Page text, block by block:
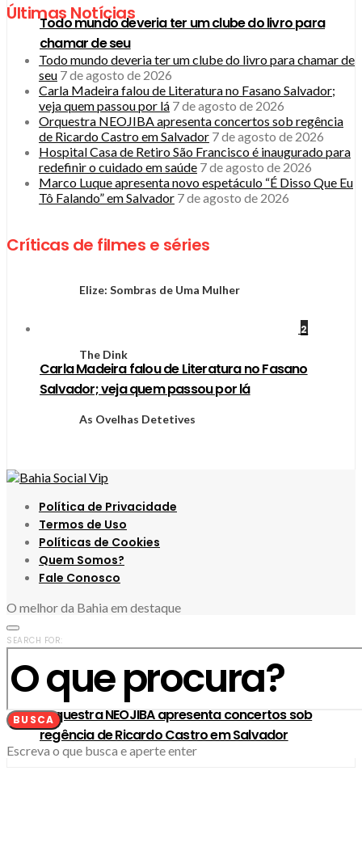
Todo mundo deveria ter um clube do livro para
chamar de seu
2
Carla Madeira falou de Literatura no Fasano
Salvador; veja quem passou por lá
Orquestra NEOJIBA apresenta concertos sob
regência de Ricardo Castro em Salvador
Últimas Notícias
Todo mundo deveria ter um clube do livro para chamar de
seu 7 de agosto de 2026
Carla Madeira falou de Literatura no Fasano Salvador;
veja quem passou por lá 7 de agosto de 2026
Orquestra NEOJIBA apresenta concertos sob regência
de Ricardo Castro em Salvador 7 de agosto de 2026
Hospital Casa de Retiro São Francisco é inaugurado para
redefinir o cuidado em saúde 7 de agosto de 2026
Marco Luque apresenta novo espetáculo “É Disso Que Eu
Tô Falando” em Salvador 7 de agosto de 2026
Críticas de filmes e séries
Elize: Sombras de Uma Mulher
The Dink
As Ovelhas Detetives
Política de Privacidade
Termos de Uso
Políticas de Cookies
Quem Somos?
Fale Conosco
O melhor da Bahia em destaque
SEARCH FOR:
BUSCA
Escreva o que busca e aperte enter